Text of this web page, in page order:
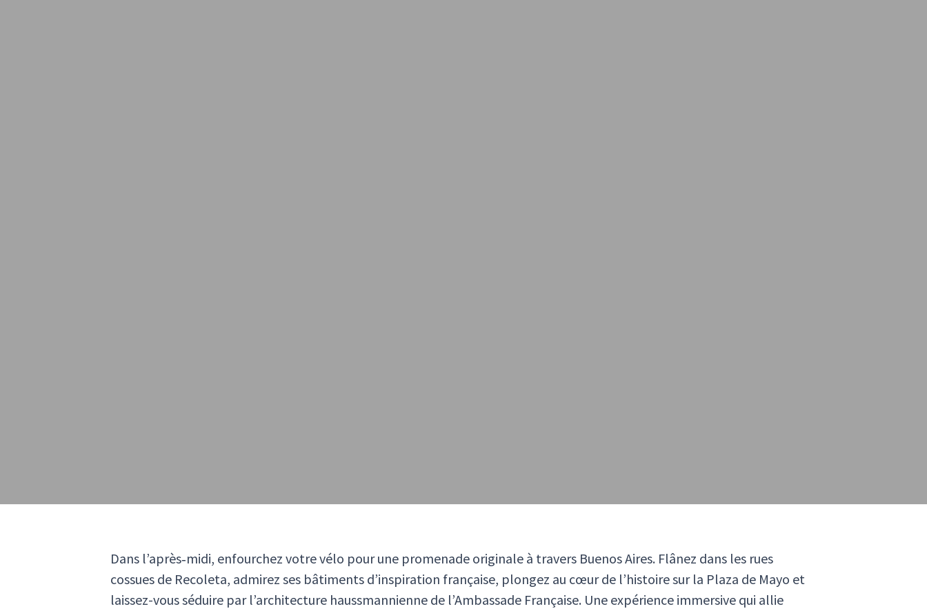
Dans l’après‑midi, enfourchez votre vélo pour une promenade originale à travers Buenos Aires. Flânez dans les rues
cossues de Recoleta, admirez ses bâtiments d’inspiration française, plongez au cœur de l’histoire sur la Plaza de Mayo et
laissez-vous séduire par l’architecture haussmannienne de l’Ambassade Française. Une expérience immersive qui allie